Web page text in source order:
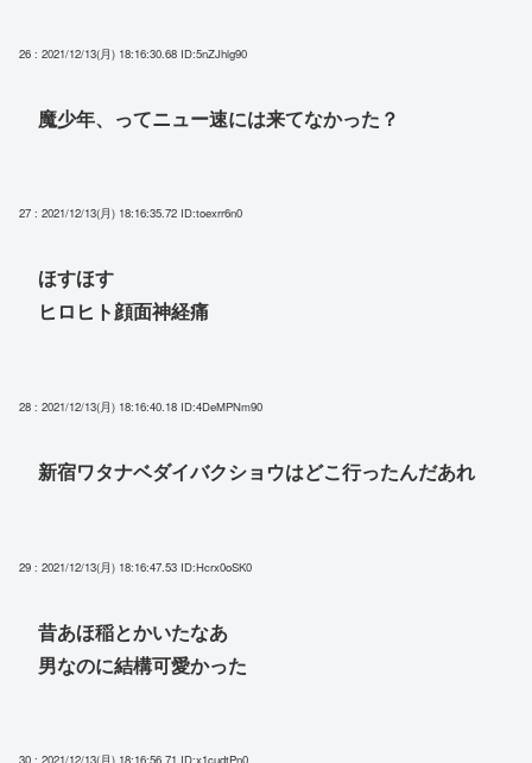
26 : 2021/12/13(月) 18:16:30.68 ID:5nZJhlg90
魔少年、ってニュー速には来てなかった？
27 : 2021/12/13(月) 18:16:35.72 ID:toexrr6n0
ほすほす
ヒロヒト顔面神経痛
28 : 2021/12/13(月) 18:16:40.18 ID:4DeMPNm90
新宿ワタナベダイバクショウはどこ行ったんだあれ
29 : 2021/12/13(月) 18:16:47.53 ID:Hcrx0oSK0
昔あほ稲とかいたなあ
男なのに結構可愛かった